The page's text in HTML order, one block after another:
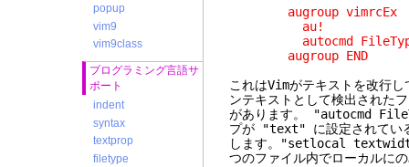
popup
vim9
vim9class
プログラミング言語サ
ポート
indent
syntax
textprop
filetype
augroup vimrcEx
au!
autocmd FileType
augroup END
これはVimがテキストを改行
ンテキストとして検出された
があります。 "autocmd
プが "text" に設定されている
します。"setlocal
つのファイル内でローカルに